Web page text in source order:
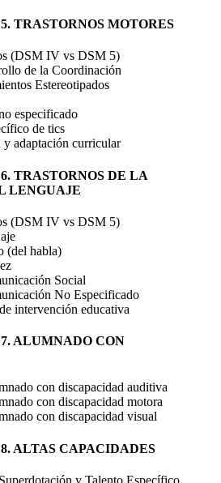
TRASTORNOS MOTORES
(DSM IV vs DSM 5)
de la Coordinación
Estereotipados
especificado
de tics
y adaptación curricular
TRASTORNOS DE LA
LENGUAJE
(DSM IV vs DSM 5)
(del habla)
Social
No Especificado
intervención educativa
ALUMNADO CON
con discapacidad auditiva
con discapacidad motora
con discapacidad visual
ALTAS CAPACIDADES
y Talento Específico